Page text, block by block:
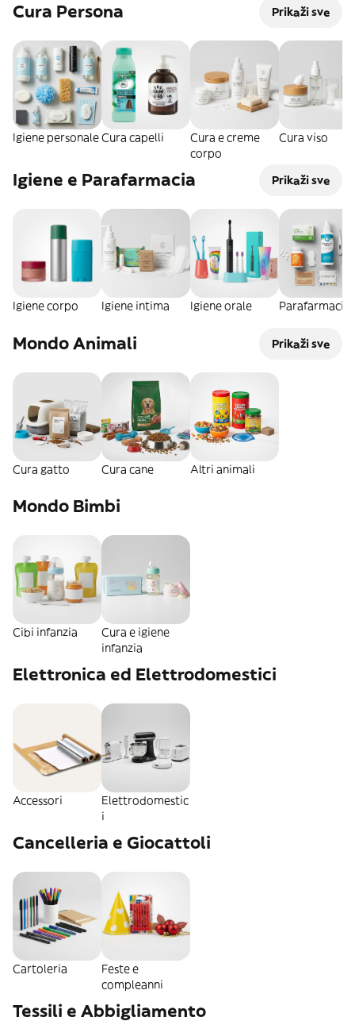
Cura Persona Prikaži sve
Igiene personaleCura capelli
Cura e creme
corpo
Cura viso
Igiene e Parafarmacia Prikaži sve
Igiene corpo Igiene intima Igiene orale Parafarmacia
Mondo Animali Prikaži sve
Cura gatto Cura cane Altri animali
Mondo Bimbi
Cibi infanzia
Cura e igiene
infanzia
Elettronica ed Elettrodomestici
Accessori
Elettrodomestic
i
Cancelleria e Giocattoli
Cartoleria
Feste e
compleanni
Tessili e Abbigliamento